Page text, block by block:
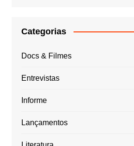
Categorias
Docs & Filmes
Entrevistas
Informe
Lançamentos